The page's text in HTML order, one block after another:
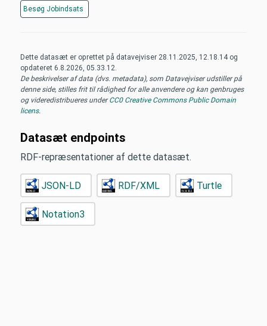
Besøg Jobindsats
Dette datasæt er oprettet på datavejviser 28.11.2025, 12.18.14og
opdateret 6.8.2026, 05.33.12
De beskrivelser af data (dvs. metadata), som Datavejviser udstiller på
denne side, stilles frit til rådighed for alle anvendere og kan genbruges
og videredistribueres underCC0 Creative Commons Public Domain
licens.
Datasæt endpoints
RDF-repræsentationer af dette datasæt.
JSON-LD RDF/XML Turtle
Notation3